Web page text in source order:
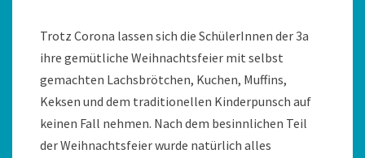
Trotz Corona lassen sich die SchülerInnen der 3a
ihre gemütliche Weihnachtsfeier mit selbst
gemachten Lachsbrötchen, Kuchen, Muffins,
Keksen und dem traditionellen Kinderpunsch auf
keinen Fall nehmen. Nach dem besinnlichen Teil
der Weihnachtsfeier wurde natürlich alles